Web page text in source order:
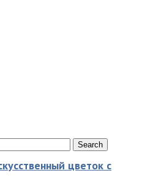
цветок с